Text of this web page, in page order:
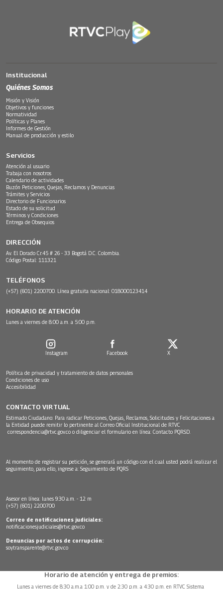
Institucional
Quiénes Somos
Misión y Visión
Objetivos y funciones
Normatividad
Políticas y Planes
Informes de Gestión
Manual de producción y estilo
Servicios
Atención al usuario
Trabaja con nosotros
Calendario de actividades
Buzón Peticiones, Quejas, Reclamos y Denuncias
Trámites y Servicios
Directorio de Funcionarios
Estado de su solicitud
Términos y Condiciones
Entrega de Obsequios
DIRECCIÓN
Av. El Dorado Cr.45 # 26 - 33 Bogotá D.C. Colombia.
Código Postal: 111321
TELÉFONOS
(+57) (601) 2200700. Línea gratuita nacional: 018000123414
HORARIO DE ATENCIÓN
Lunes a viernes de 8:00 a.m. a 5:00 p.m.
Instagram Facebook X
Política de privacidad y tratamiento de datos personales
Condiciones de uso
Accesibilidad
CONTACTO VIRTUAL
Estimado Ciudadano: Para radicar Peticiones, Quejas, Reclamos, Solicitudes y Felicitaciones a
la Entidad puede remitir lo pertinente al Correo Oficial Institucional de RTVC
correspondencia@rtvc.gov.co o diligenciar el formulario en línea: Contacto PQRSD.
Al momento de registrar su petición, se generará un código con el cual usted podrá realizar el
seguimiento, para ello, ingrese a: Seguimiento de PQRS
Asesor en línea: lunes 9:30 a.m. - 12 m
(+57) (601) 2200700
Correo de notificaciones judiciales:
notificacionesjudiciales@rtvc.gov.co
Denuncias por actos de corrupción:
soytransparente@rtvc.gov.co
Horario de atención y entrega de premios:
Lunes a viernes de 8:30 a.m.a 1:00 p.m. y de 2:30 p.m. a 4:30 p.m. en RTVC Sistema